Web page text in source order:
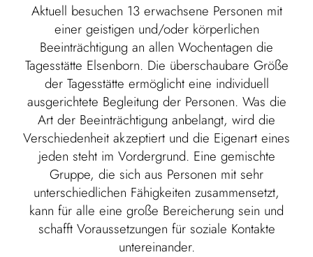
Aktuell besuchen 13 erwachsene Personen mit
einer geistigen und/oder körperlichen
Beeinträchtigung an allen Wochentagen die
Tagesstätte Elsenborn. Die überschaubare Größe
der Tagesstätte ermöglicht eine individuell
ausgerichtete Begleitung der Personen. Was die
Art der Beeinträchtigung anbelangt, wird die
Verschiedenheit akzeptiert und die Eigenart eines
jeden steht im Vordergrund. Eine gemischte
Gruppe, die sich aus Personen mit sehr
unterschiedlichen Fähigkeiten zusammensetzt,
kann für alle eine große Bereicherung sein und
schafft Voraussetzungen für soziale Kontakte
untereinander.